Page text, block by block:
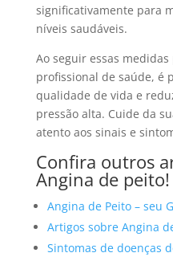
significativamente para
níveis saudáveis.
Ao seguir essas
profissional de saúde, é
qualidade de vida e
pressão alta. Cuide da
atento aos sinais e
Confira outros
Angina de peito!
Angina de Peito – seu
Artigos sobre Angina
Sintomas de doenças